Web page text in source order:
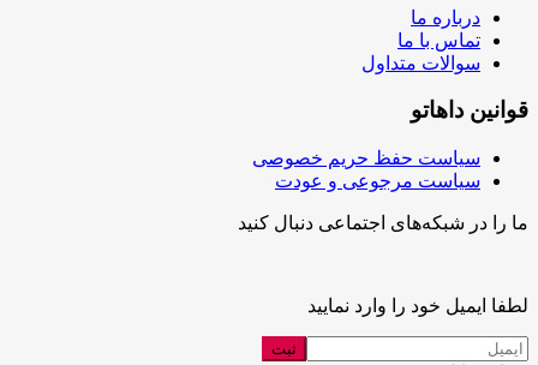
درباره ما
تماس با ما
سوالات متداول
قوانین داهاتو
سیاست حفظ حریم خصوصی
سیاست مرجوعی و عودت
ما را در شبکه‌های اجتماعی دنبال کنید
لطفا ایمیل خود را وارد نمایید